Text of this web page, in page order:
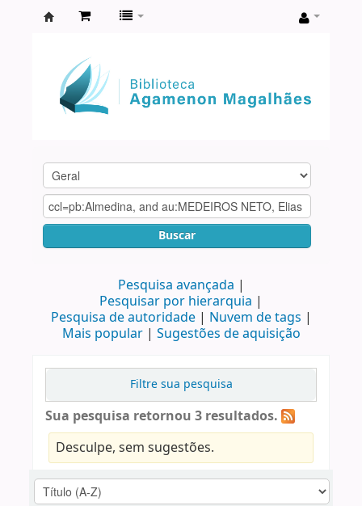
Agamenon
Magalhães
Buscar
Pesquisa avançada
Pesquisar por hierarquia
Pesquisa de autoridade
Nuvem de tags
Mais popular
Sugestões de aquisição
Filtre sua pesquisa
Sua pesquisa retornou 3 resultados.
Desculpe, sem sugestões.